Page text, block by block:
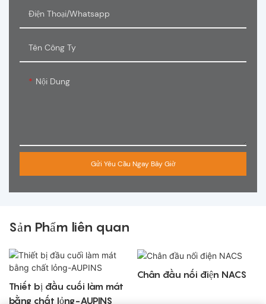
Điện Thoại/Whatsapp
Tên Công Ty
Nội Dung
Gửi Yêu Cầu Ngay Bây Giờ
Sản Phẩm liên quan
Thiết bị đầu cuối làm mát
bằng chất lỏng-AUPINS
Chân đầu nối điện NACS